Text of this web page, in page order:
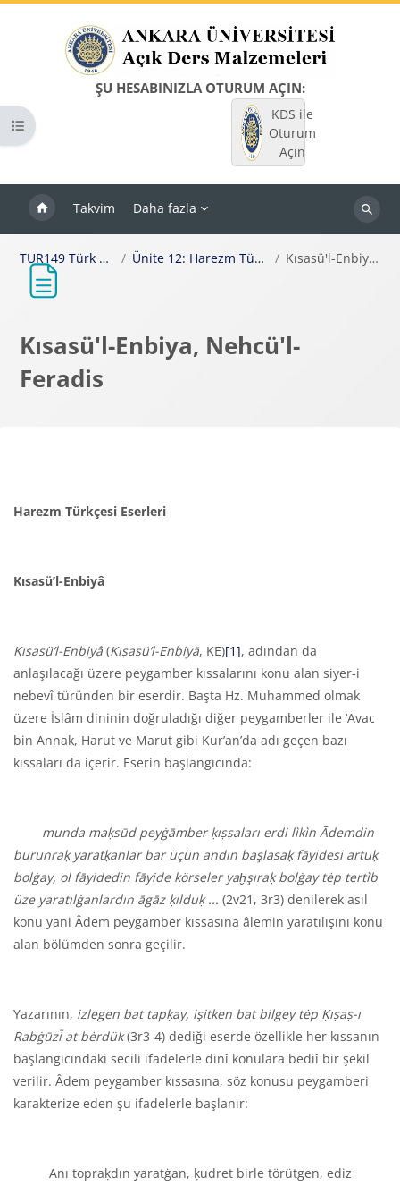
ŞU HESABINIZLA OTURUM AÇIN:
KDS ile
Oturum
Açın
Takvim Daha fazla
Dersleri
Kurs dizinini aç
TUR149 Türk Dili Tarihine Giriş Ünite 12: Harezm Türkçesiyle Yazılmış Eserler Kısasü'l-Enbiya, Nehcü'l-Feradis
Kısasü'l-Enbiya, Nehcü'l-
Feradis
Harezm Türkçesi Eserleri
Kısasü’l-Enbiyâ
Kısasü’l-Enbiyâ(Kıṣaṣü’l-Enbiyā, KE)[1], adından da
anlaşılacağı üzere peygamber kıssalarını konu alan siyer-i
nebevî türünden bir eserdir. Başta Hz. Muhammed olmak
üzere İslâm dininin doğruladığı diğer peygamberler ile ‘Avac
bin Annak, Harut ve Marut gibi Kur’an’da adı geçen bazı
kıssaları da içerir. Eserin başlangıcında:
munda maḳsūd peyġāmber ḳıṣṣaları erdi lìkìn Ādemdin
burunraḳ yaratḳanlar bar üçün andın başlasaḳ fāyidesi artuḳ
bolġay, ol fāyidedin fāyide körseler yaḫşıraḳ bolġay tėp tertìb
üze yaratılġanlardın āgāz ḳılduḳ ... (2v21, 3r3) denilerek asıl
konu yani Âdem peygamber kıssasına âlemin yaratılışını konu
alan bölümden sonra geçilir.
Yazarının, izlegen bat tapḳay, işitken bat bilgey tėp Ḳıṣaṣ-ı
Rabġūzi̇̄ at bėrdük(3r3-4) dediği eserde özellikle her kıssanın
başlangıcındaki secili ifadelerle dinî konulara bediî bir şekil
verilir. Âdem peygamber kıssasına, söz konusu peygamberi
karakterize eden şu ifadelerle başlanır:
Anı topraḳdın yaratġan, ḳudret birle törütgen, ediz